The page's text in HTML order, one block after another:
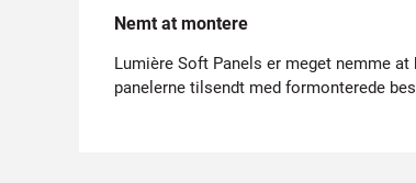
Nemt at montere
Lumière Soft Panels er meget nemme
panelerne tilsendt med formonterede